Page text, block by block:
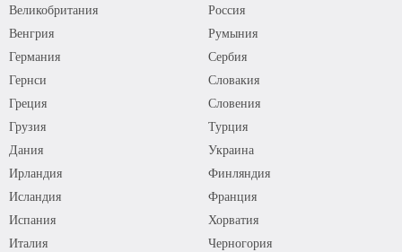
Великобритания
Венгрия
Германия
Гернси
Греция
Грузия
Дания
Ирландия
Исландия
Испания
Италия
Россия
Румыния
Сербия
Словакия
Словения
Турция
Украина
Финляндия
Франция
Хорватия
Черногория